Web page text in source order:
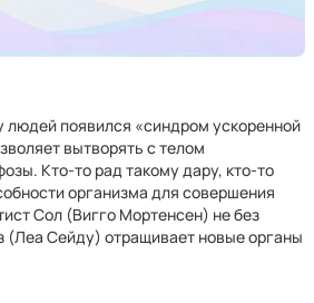
появился «синдром ускоренной
вытворять с телом
Кто-то рад такому дару, кто-то
организма для совершения
Сол (Вигго Мортенсен) не без
(Леа Сейду) отращивает новые органы